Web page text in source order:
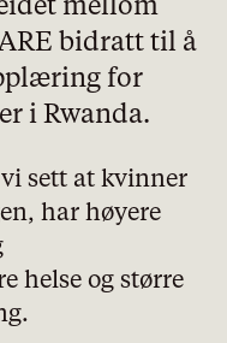
mellom
bidratt til å
for
i Rwanda.
sett at kvinner
har høyere
helse og større